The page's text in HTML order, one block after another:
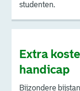
studenten.
Extra
handicap
Bijzondere